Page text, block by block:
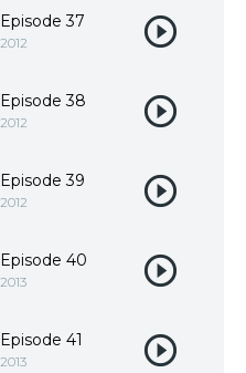
Episode 37
2012
Episode 38
2012
Episode 39
2012
Episode 40
2013
Episode 41
2013